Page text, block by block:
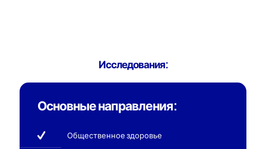
Исследования:
Основные направления:
Общественное здоровье